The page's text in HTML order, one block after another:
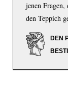
jenen
den Teppich
DEN